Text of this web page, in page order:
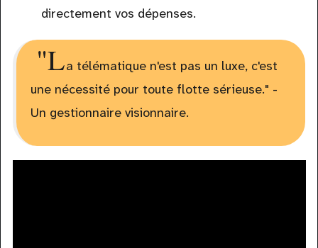
directement vos dépenses.
"La télématique n'est pas un luxe, c'est
une nécessité pour toute flotte sérieuse." -
Un gestionnaire visionnaire.